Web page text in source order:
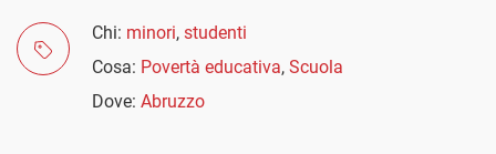
Chi: minori, studenti
Cosa: Povertà educativa, Scuola
Dove: Abruzzo